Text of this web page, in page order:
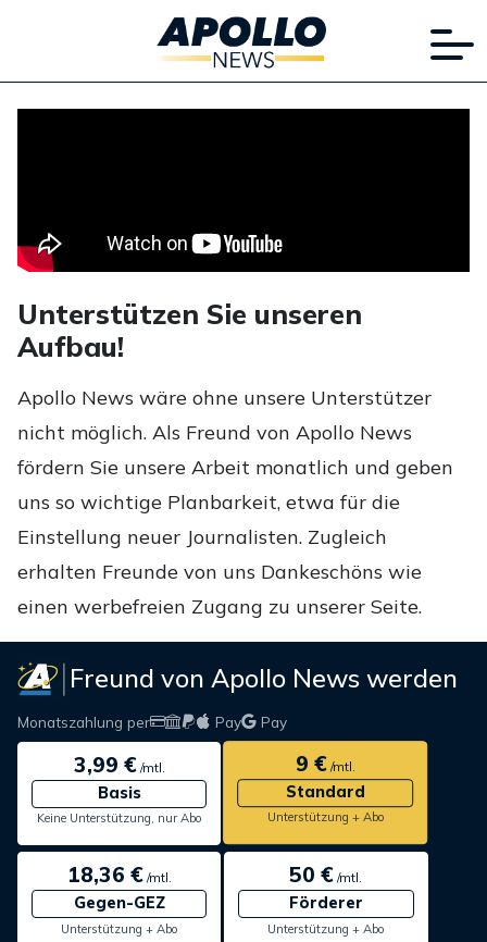
Unterstützen Sie unseren
Aufbau!
Apollo News wäre ohne unsere Unterstützer
nicht möglich. Als Freund von Apollo News
fördern Sie unsere Arbeit monatlich und geben
uns so wichtige Planbarkeit, etwa für die
Einstellung neuer Journalisten. Zugleich
erhalten Freunde von uns Dankeschöns wie
einen werbefreien Zugang zu unserer Seite.
Freund von Apollo News werden
Monatszahlung per Pay Pay
3,99 €/mtl.
Basis
Keine Unterstützung, nur Abo
9 €/mtl.
Standard
Unterstützung + Abo
18,36 €/mtl.
Gegen-GEZ
Unterstützung + Abo
50 € /mtl.
Förderer
Unterstützung + Abo